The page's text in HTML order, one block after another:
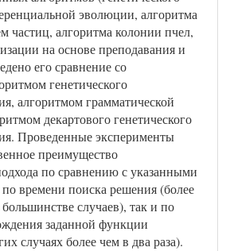
эволюции, алгоритма
частиц, алгоритма колонии пчел,
на основе преподавания и
его сравнение со
генетического
алгоритмом грамматической
декартового генетического
Проведенные эксперименты
преимущество
по сравнению с указанными
времени поиска решения (более
случаев), так и по
заданной функции
случаях более чем в два раза).